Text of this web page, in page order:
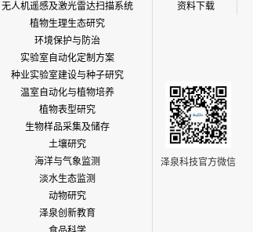
无人机遥感及激光雷达扫描系统
植物生理生态研究
环境保护与防治
实验室自动化定制方案
种业实验室建设与种子研究
温室自动化与植物培养
植物表型研究
生物样品采集及储存
土壤研究
海洋与气象监测
淡水生态监测
动物研究
泽泉创新教育
资料下载
泽泉科技官方微信